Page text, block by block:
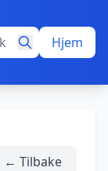
Hjem
← Tilbake